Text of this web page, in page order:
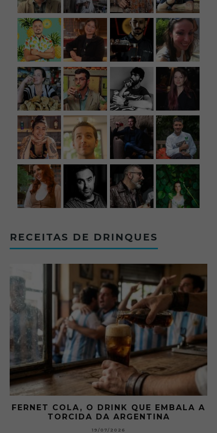
RECEITAS DE DRINQUES
FERNET COLA, O DRINK QUE EMBALA A
TORCIDA DA ARGENTINA
19/07/2026